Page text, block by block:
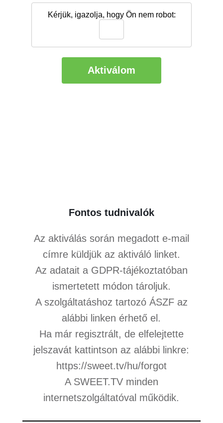
Fontos tudnivalók
Az aktiválás során megadott e-mail
címre küldjük az aktiváló linket.
Az adatait a GDPR-tájékoztatóban
ismertetett módon tároljuk.
A szolgáltatáshoz tartozó ÁSZFaz
alábbi linken érhető el.
Ha már regisztrált, de elfelejtette
jelszavát kattintson az alábbi linkre:
https://sweet.tv/hu/forgot
A SWEET.TV minden
internetszolgáltatóval működik.